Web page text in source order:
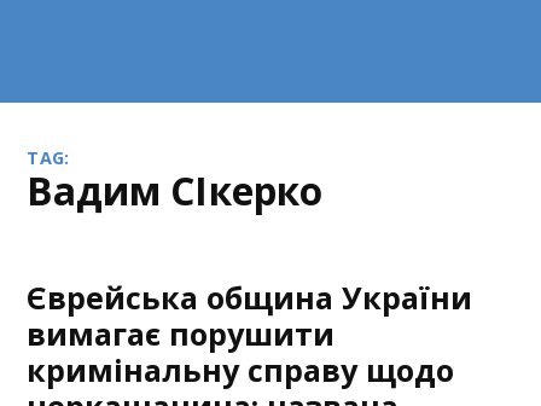
TAG:
Вадим СІкерко
Єврейська община України
вимагає порушити
кримінальну справу щодо